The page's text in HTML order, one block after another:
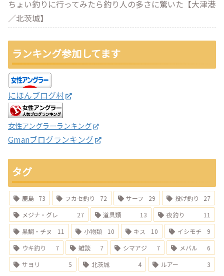
ちょい釣りに行ってみたら釣り人の多さに驚いた【大津港
／北茨城】
ランキング参加してます
にほんブログ村
女性アングラーランキング
Gmanブログランキング
タグ
鹿島 73 フカセ釣り 72 サーフ 29 投げ釣り
27
メジナ・グレ
27 道具類 13 夜釣り
11
黒鯛・チヌ
11 小物類 10 キス 10 イシモチ
9
ウキ釣り
7 雑談 7 シマアジ 7 メバル
6
サヨリ
5 北茨城 4 ルアー 3